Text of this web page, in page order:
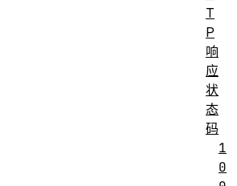
T
P
响
应
状
态
码
1
0